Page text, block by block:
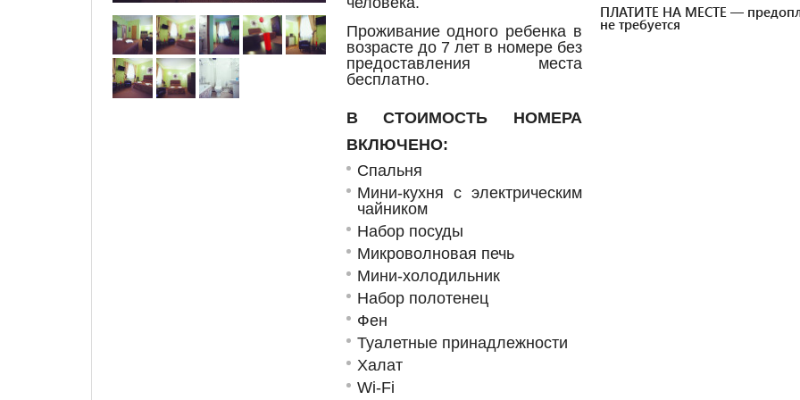
Проживание одного ребенка в
возрасте до 7 лет в номере без
предоставления места
бесплатно.
В СТОИМОСТЬ НОМЕРА
ВКЛЮЧЕНО:
Спальня
Мини-кухня с электрическим
чайником
Набор посуды
Микроволновая печь
Мини-холодильник
Набор полотенец
Фен
Туалетные принадлежности
Халат
Wi-Fi
ПЛАТИТЕ НА МЕСТЕ —
не требуется